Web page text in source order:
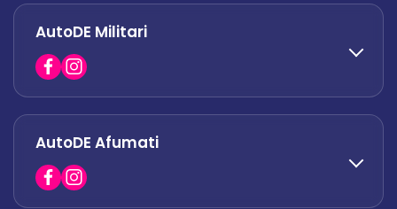
0758 671 921
0742 444 194
office.odaii@autode.ro
AutoDE Militari
0758 338 428
office.militari@autode.ro
AutoDE Afumati